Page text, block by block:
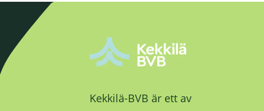
Kekkilä-BVB är ett av